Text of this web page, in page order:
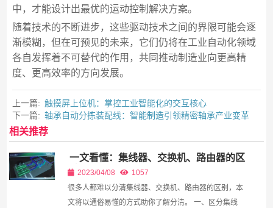
中，才能设计出最优的运动控制解决方案。
随着技术的不断进步，这些驱动技术之间的界限可能会逐
渐模糊，但在可预见的未来，它们仍将在工业自动化领域
各自发挥着不可替代的作用，共同推动制造业向更高精
度、更高效率的方向发展。
上一篇: 触摸屏上位机：掌控工业智能化的交互核心
下一篇: 轴承自动分拣装配线：智能制造引领精密轴承产业变革
相关推荐
一文看懂：集线器、交换机、路由器的区
别2023/04/08
1057
很多人都难以分清集线器、交换机、路由器的区别，本
文将以通俗易懂的方式助你了解分清。 一、区分集线